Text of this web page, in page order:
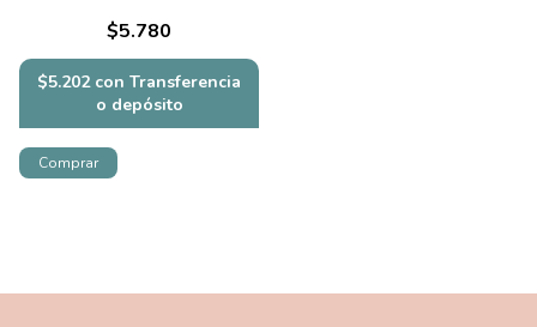
$5.780
$5.202 con Transferencia
o depósito